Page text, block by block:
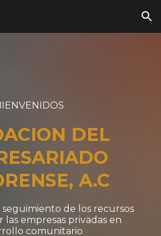
Skip to navigation
DEL
A.C
seguimiento de los recursos
las empresas privadas en
comunitario